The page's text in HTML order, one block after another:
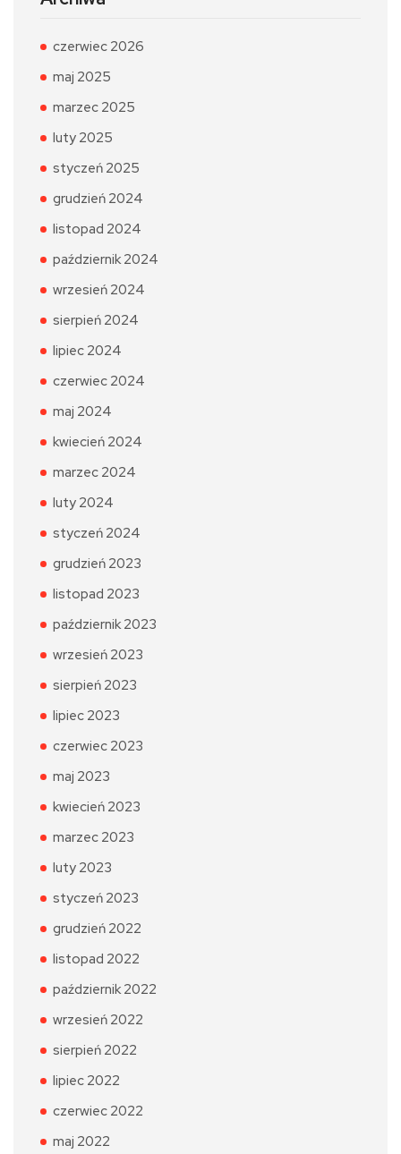
czerwiec 2026
maj 2025
marzec 2025
luty 2025
styczeń 2025
grudzień 2024
listopad 2024
październik 2024
wrzesień 2024
sierpień 2024
lipiec 2024
czerwiec 2024
maj 2024
kwiecień 2024
marzec 2024
luty 2024
styczeń 2024
grudzień 2023
listopad 2023
październik 2023
wrzesień 2023
sierpień 2023
lipiec 2023
czerwiec 2023
maj 2023
kwiecień 2023
marzec 2023
luty 2023
styczeń 2023
grudzień 2022
listopad 2022
październik 2022
wrzesień 2022
sierpień 2022
lipiec 2022
czerwiec 2022
maj 2022